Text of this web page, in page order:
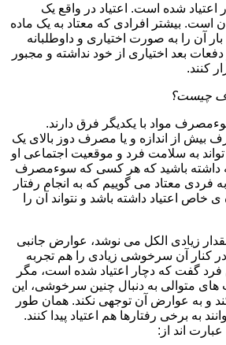
اعتیاد شده است. اعتیاد در واقع یک
است. بیشتر افرادی که معتاد به یک ماده
آن را به صورت اختیاری و داوطلبانه
دفعات بعد اختیاری از خود نداشته و مجبور
کنند.
چیست؟
مواد با یکدیگر فرق دارند.
از اندازه و یا مصرف دوز بالای یک
به سلامت فرد و موقعیت اجتماعی او
داشته باشید که هر کسی که سوءمصرف
فردی معتاد می گوییم که به انجام رفتار
اعتیاد داشته باشد و نتواند آن را
زیادی الکل می نوشد، عوارض جانبی
کنار آن سرخوشی زیادی را هم تجربه
فرد گفت که دچار اعتیاد شده است، مگر
متوالی به دنبال چنین سرخوشی، این
و به عوارض آن توجهی نکند. همان طور
به برخی رفتارها هم اعتیاد پیدا کنند.
اند از: